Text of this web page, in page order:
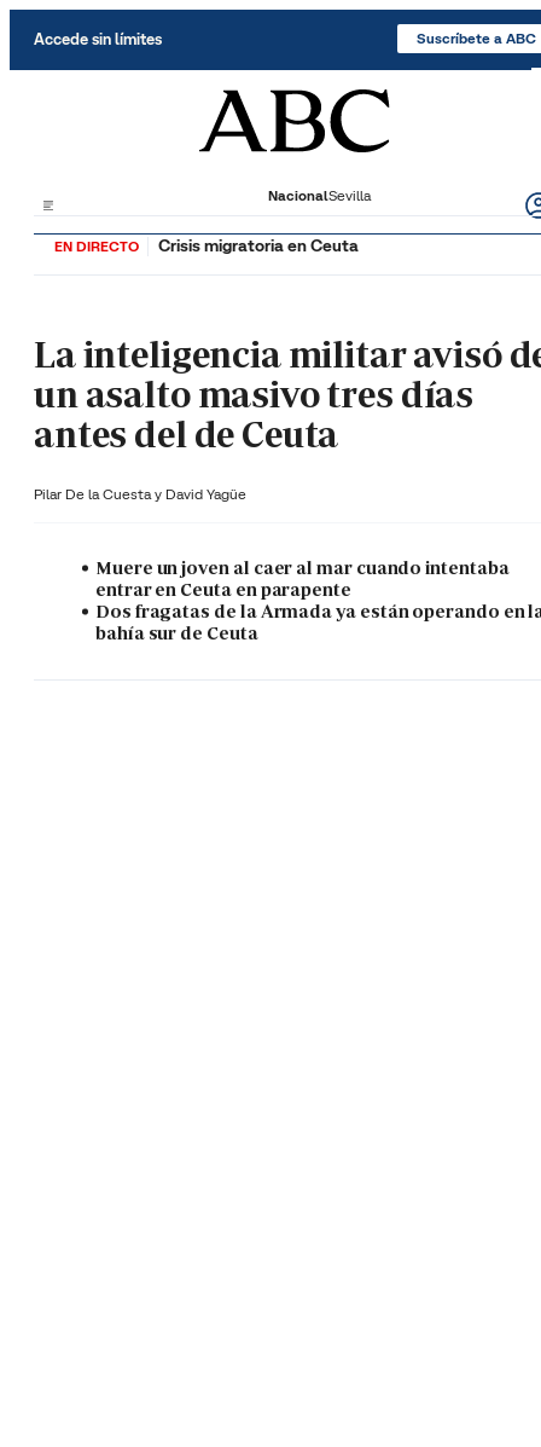
Accede sin límites Suscríbete a ABC
NacionalSevilla
EN DIRECTO Crisis migratoria en Ceuta
La inteligencia militar avisó
un asalto masivo tres días
antes del de Ceuta
Pilar De la Cuesta y David Yagüe
Muere un joven al caer al mar cuando intentaba
entrar en Ceuta en parapente
Dos fragatas de la Armada ya están operando en
bahía sur de Ceuta